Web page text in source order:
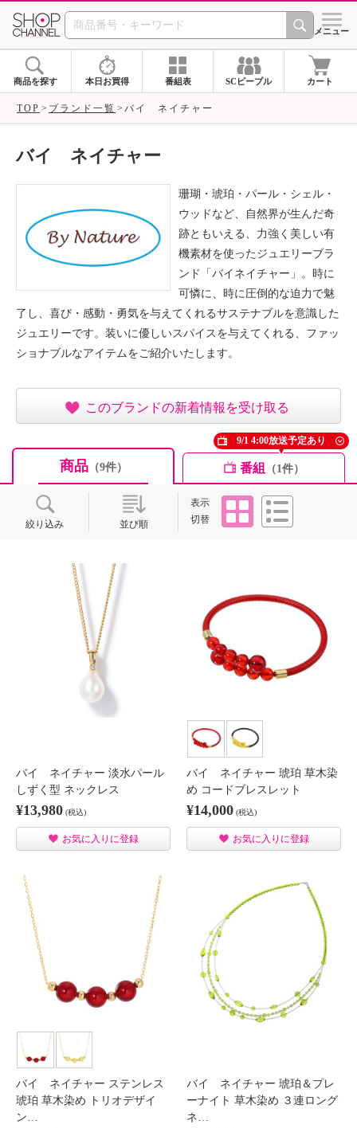
SHOP CHANNEL ショッ
メニュー
商品を探す 本日お買得 番組表 SCピープル カート
TOP ブランド一覧 バイ ネイチャー
バイ ネイチャー
珊瑚・琥珀・パール・シェル・
ウッドなど、自然界が生んだ奇
跡ともいえる、力強く美しい有
機素材を使ったジュエリーブラ
ンド「バイネイチャー」。時に
可憐に、時に圧倒的な迫力で魅
了し、喜び・感動・勇気を与えてくれるサステナブルを意識した
ジュエリーです。装いに優しいスパイスを与えてくれる、ファッ
ショナブルなアイテムをご紹介いたします。
このブランドの新着情報を受け取る
商品（9件） 番組 （1件）
9/1 4:00放送予定あり
絞り込み 並び順
表示
切替
タイル
バイ ネイチャー 淡水パール
しずく型 ネックレス
¥13,980 (税込)
お気に入りに登録
バイ ネイチャー 琥珀 草木染
め コードブレスレット
¥14,000 (税込)
お気に入りに登録
バイ ネイチャー ステンレス
琥珀 草木染め トリオデザイ
ン…
バイ ネイチャー 琥珀＆プレ
ーナイト 草木染め ３連ロング
ネ…